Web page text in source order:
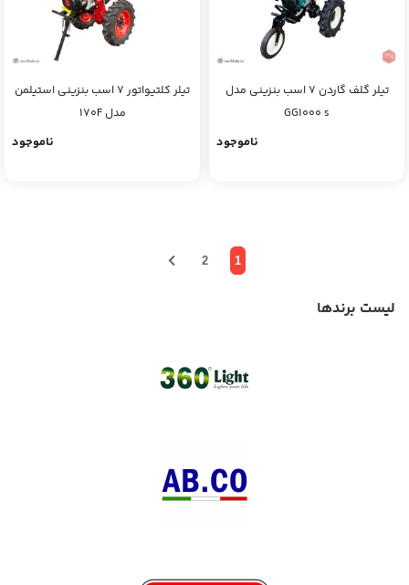
تیلر گلف گاردن 7 اسب بنزینی مدل
GG1000 s
ناموجود
تیلر کلتیواتور ۷ اسب بنزینی استیلمن
مدل 170F
ناموجود
1
2
لیست برندها